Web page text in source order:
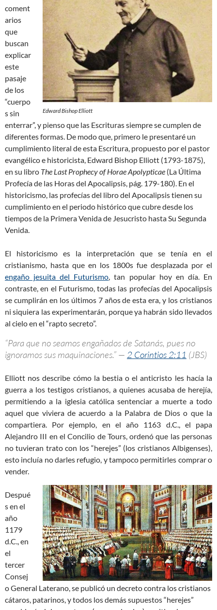
Edward Bishop Elliott
coment
arios
que
buscan
explicar
este
pasaje
de los
“cuerpo
s sin
enterrar”, y pienso que las Escrituras siempre se cumplen de
diferentes formas. De modo que, primero le presentaré un
cumplimiento literal de esta Escritura, propuesto por el pastor
evangélico e historicista, Edward Bishop Elliott (1793-1875),
en su libro The Last Prophecy of Horae Apolypticae (La Última
Profecía de las Horas del Apocalipsis, pág. 179-180). En el
historicismo, las profecías del libro del Apocalipsis tienen su
cumplimiento en el periodo histórico que cubre desde los
tiempos de la Primera Venida de Jesucristo hasta Su Segunda
Venida.
El historicismo es la interpretación que se tenía en el
cristianismo, hasta que en los 1800s fue desplazada por el
engaño jesuita del Futurismo, tan popular hoy en día. En
contraste, en el Futurismo, todas las profecías del Apocalipsis
se cumplirán en los últimos 7 años de esta era, y los cristianos
ni siquiera las experimentarán, porque ya habrán sido llevados
al cielo en el “rapto secreto”.
“Para que no seamos engañados de Satanás, pues no
ignoramos sus maquinaciones.” — 2 Corintios 2:11 (JBS)
Elliott nos describe cómo la bestia o el anticristo les hacía la
guerra a los testigos cristianos, a quienes acusaba de herejía,
permitiendo a la iglesia católica sentenciar a muerte a todo
aquel que viviera de acuerdo a la Palabra de Dios o que la
compartiera. Por ejemplo, en el año 1163 d.C., el papa
Alejandro III en el Concilio de Tours, ordenó que las personas
no tuvieran trato con los “herejes” (los cristianos Albigenses),
esto incluía no darles refugio, y tampoco permitirles comprar o
vender.
Despué
s en el
año
1179
d.C., en
el
tercer
Consej
o General Laterano, se publicó un decreto contra los cristianos
cátaros, patarinos, y todos los demás supuestos “herejes”